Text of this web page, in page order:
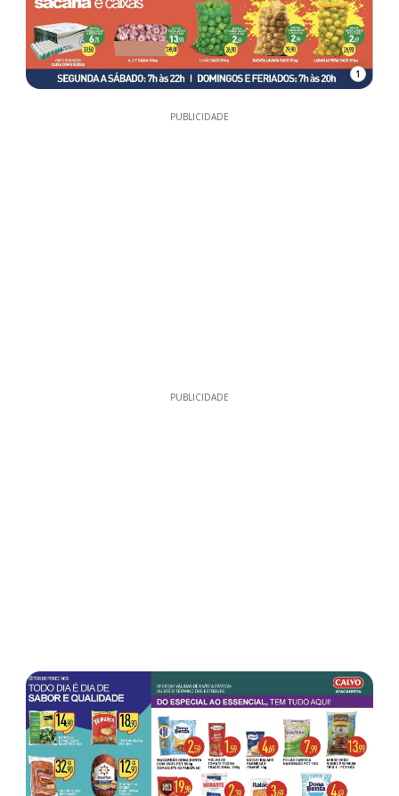
1
PUBLICIDADE
PUBLICIDADE